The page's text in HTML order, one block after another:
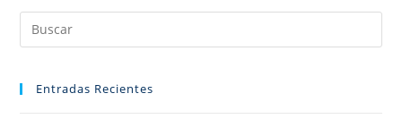
Entradas Recientes